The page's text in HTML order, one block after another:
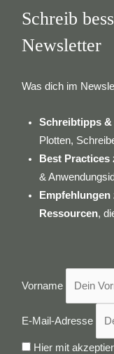
Schreib
Newsletter
Was dich im
Schreibtipps
Plotten,
Best Practices
&
Ressourcen,
Vorname
E-Mail-Adresse
Hier mit